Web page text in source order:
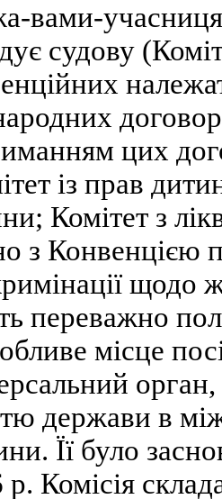
вами-
судову
цих
із прав
Комітет з
з Конвенцією
щодо
переважно
місце
держави в
Її було
р. Комісія